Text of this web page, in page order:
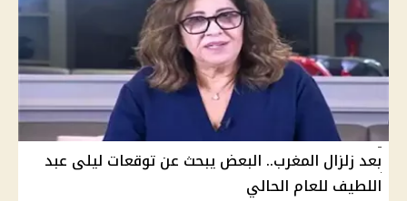
بعد زلزال المغرب.. البعض يبحث عن توقعات ليلى عبد
اللطيف للعام الحالي